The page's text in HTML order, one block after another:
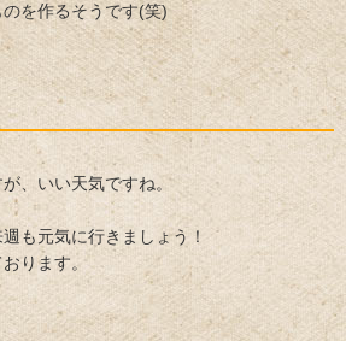
を作るそうです(笑)
、いい天気ですね。
も元気に行きましょう！
ります。